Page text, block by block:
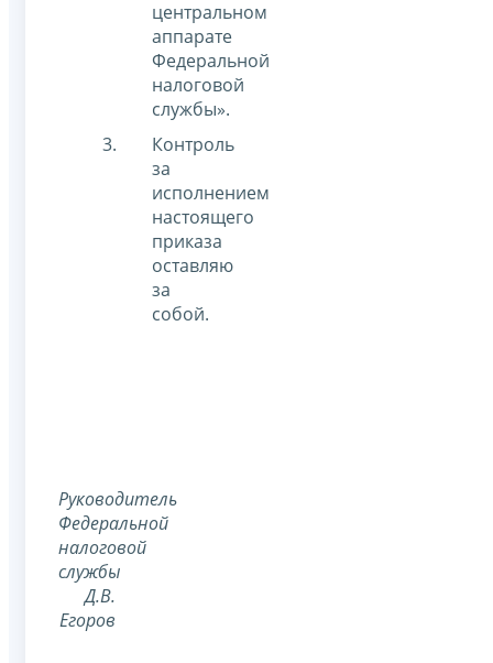
центральном
аппарате
Федеральной
налоговой
службы».
Контроль
за
исполнением
настоящего
приказа
оставляю
за
собой.
Руководитель
Федеральной
налоговой
службы
Д.В.
Егоров